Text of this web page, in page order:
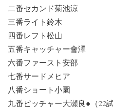
二番セカンド菊池涼
三番ライト鈴木
四番レフト松山
五番キャッチャー會澤
六番ファースト安部
七番サードメヒア
八番ショート小園
九番ピッチャー大瀬良●（22